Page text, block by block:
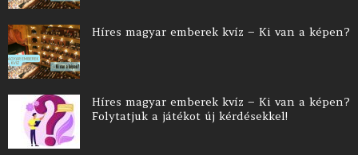
Híres magyar emberek kvíz – Ki van a képen?
Híres magyar emberek kvíz – Ki van a képen?
Folytatjuk a játékot új kérdésekkel!